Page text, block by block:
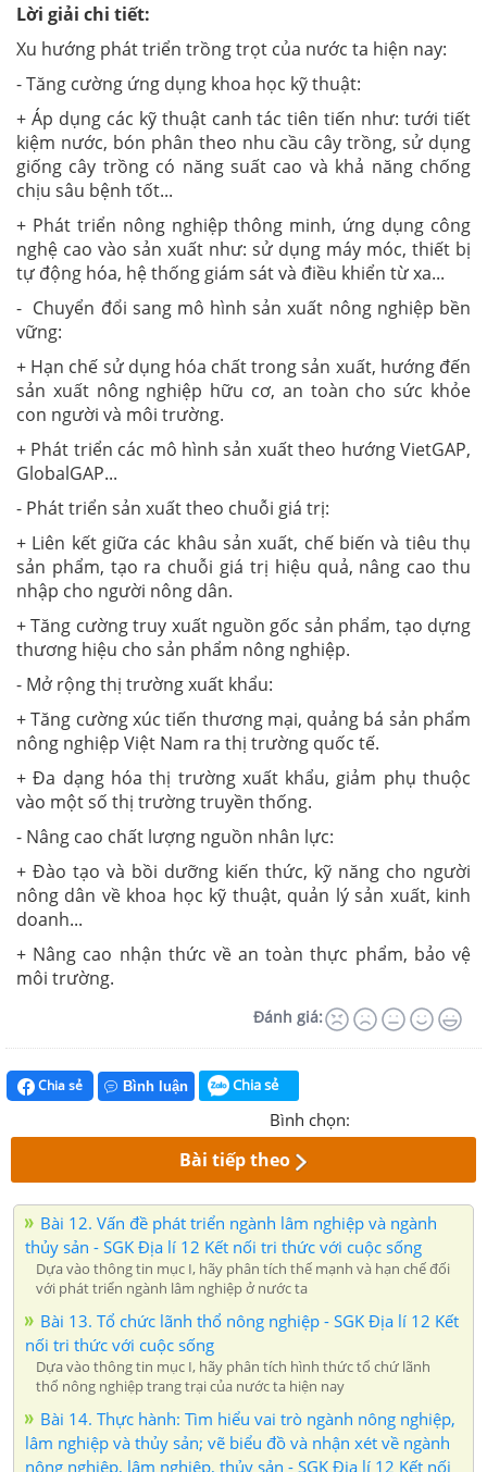
Lời giải chi tiết:
Xu hướng phát triển trồng trọt của nước ta hiện nay:
- Tăng cường ứng dụng khoa học kỹ thuật:
+ Áp dụng các kỹ thuật canh tác tiên tiến như: tưới tiết
kiệm nước, bón phân theo nhu cầu cây trồng, sử dụng
giống cây trồng có năng suất cao và khả năng chống
chịu sâu bệnh tốt...
+ Phát triển nông nghiệp thông minh, ứng dụng công
nghệ cao vào sản xuất như: sử dụng máy móc, thiết bị
tự động hóa, hệ thống giám sát và điều khiển từ xa...
- Chuyển đổi sang mô hình sản xuất nông nghiệp bền
vững:
+ Hạn chế sử dụng hóa chất trong sản xuất, hướng đến
sản xuất nông nghiệp hữu cơ, an toàn cho sức khỏe
con người và môi trường.
+ Phát triển các mô hình sản xuất theo hướng VietGAP,
GlobalGAP...
- Phát triển sản xuất theo chuỗi giá trị:
+ Liên kết giữa các khâu sản xuất, chế biến và tiêu thụ
sản phẩm, tạo ra chuỗi giá trị hiệu quả, nâng cao thu
nhập cho người nông dân.
+ Tăng cường truy xuất nguồn gốc sản phẩm, tạo dựng
thương hiệu cho sản phẩm nông nghiệp.
- Mở rộng thị trường xuất khẩu:
+ Tăng cường xúc tiến thương mại, quảng bá sản phẩm
nông nghiệp Việt Nam ra thị trường quốc tế.
+ Đa dạng hóa thị trường xuất khẩu, giảm phụ thuộc
vào một số thị trường truyền thống.
- Nâng cao chất lượng nguồn nhân lực:
+ Đào tạo và bồi dưỡng kiến thức, kỹ năng cho người
nông dân về khoa học kỹ thuật, quản lý sản xuất, kinh
doanh...
+ Nâng cao nhận thức về an toàn thực phẩm, bảo vệ
môi trường.
Đánh giá:
Chia sẻ Bình luận Chia sẻ
Bình chọn:
Bài tiếp theo
Bài 12. Vấn đề phát triển ngành lâm nghiệp và ngành
thủy sản - SGK Địa lí 12 Kết nối tri thức với cuộc sống
Dựa vào thông tin mục I, hãy phân tích thế mạnh và hạn chế đối
với phát triển ngành lâm nghiệp ở nước ta
Bài 13. Tổ chức lãnh thổ nông nghiệp - SGK Địa lí 12 Kết
nối tri thức với cuộc sống
Dựa vào thông tin mục I, hãy phân tích hình thức tổ chứ lãnh
thổ nông nghiệp trang trại của nước ta hiện nay
Bài 14. Thực hành: Tìm hiểu vai trò ngành nông nghiệp,
lâm nghiệp và thủy sản; vẽ biểu đồ và nhận xét về ngành
nông nghiệp, lâm nghiệp, thủy sản - SGK Địa lí 12 Kết nối